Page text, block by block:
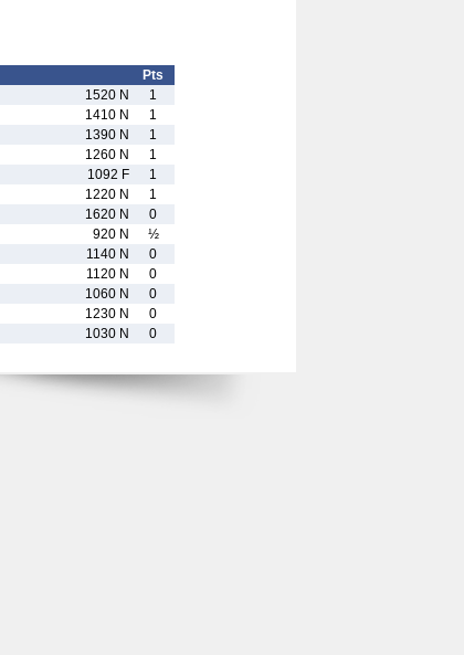
Pts
1520 N
1
1410 N
1
1390 N
1
1260 N
1
1092 F
1
1220 N
1
1620 N
0
920 N
½
1140 N
0
1120 N
0
1060 N
0
1230 N
0
1030 N 0